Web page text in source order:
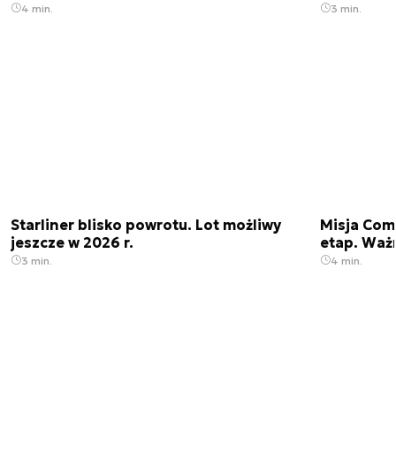
4 min. 3 min.
Starliner blisko powrotu. Lot możliwy
jeszcze w 2026 r.
3 min.
Misja
etap.
4 min.